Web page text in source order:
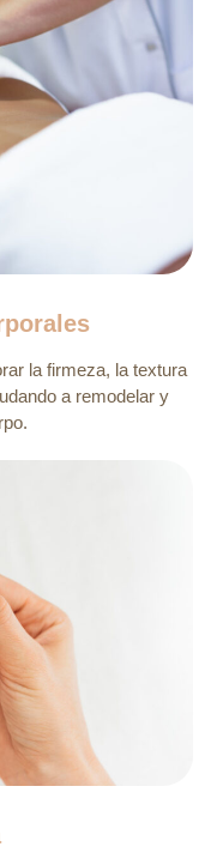
la firmeza, la textura
a remodelar y